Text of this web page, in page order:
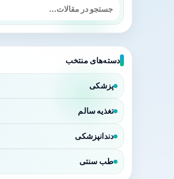
دسته‌های منتخب
پزشکی
تغذیه سالم
دندانپزشکی
طب سنتی